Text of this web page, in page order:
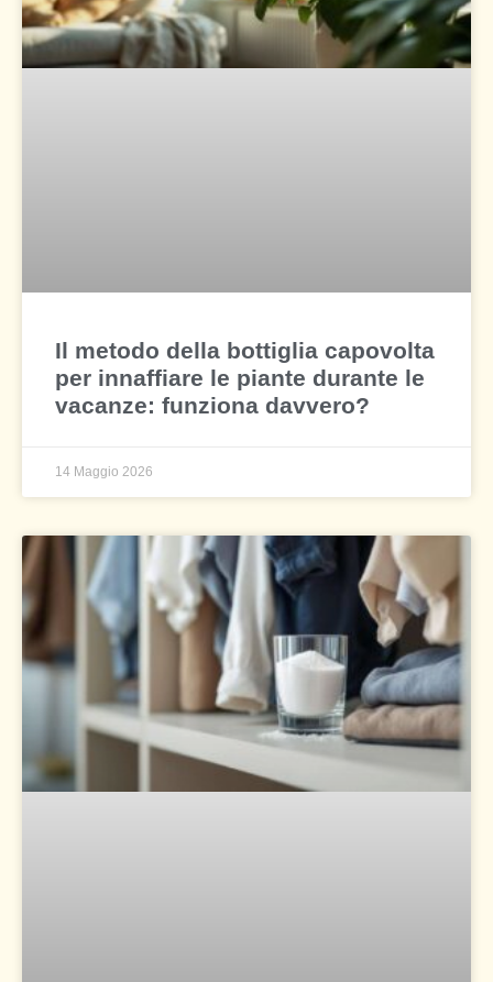
Il metodo della bottiglia capovolta
per innaffiare le piante durante le
vacanze: funziona davvero?
14 Maggio 2026